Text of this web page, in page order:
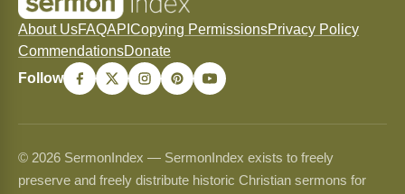
About UsFAQAPI Copying PermissionsPrivacy Policy
CommendationsDonate
Follow
© 2026 SermonIndex — SermonIndex exists to freely
preserve and freely distribute historic Christian sermons for